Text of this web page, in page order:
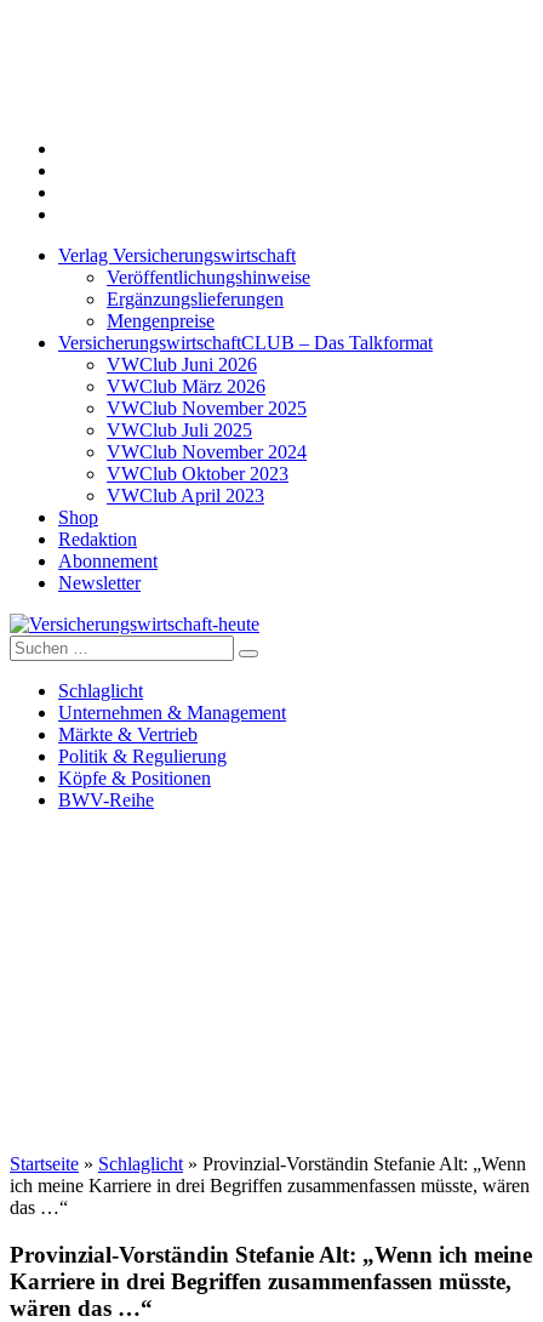
Verlag Versicherungswirtschaft
Veröffentlichungshinweise
Ergänzungslieferungen
Mengenpreise
VersicherungswirtschaftCLUB – Das Talkformat
VWClub Juni 2026
VWClub März 2026
VWClub November 2025
VWClub Juli 2025
VWClub November 2024
VWClub Oktober 2023
VWClub April 2023
Shop
Redaktion
Abonnement
Newsletter
Versicherungswirtschaft-heute
Suche
nach:
Schlaglicht
Unternehmen & Management
Märkte & Vertrieb
Politik & Regulierung
Köpfe & Positionen
BWV-Reihe
Startseite » Schlaglicht » Provinzial-Vorständin Stefanie Alt: „Wenn
ich meine Karriere in drei Begriffen zusammenfassen müsste, wären
das …“
Provinzial-Vorständin Stefanie Alt: „Wenn ich meine
Karriere in drei Begriffen zusammenfassen müsste,
wären das …“